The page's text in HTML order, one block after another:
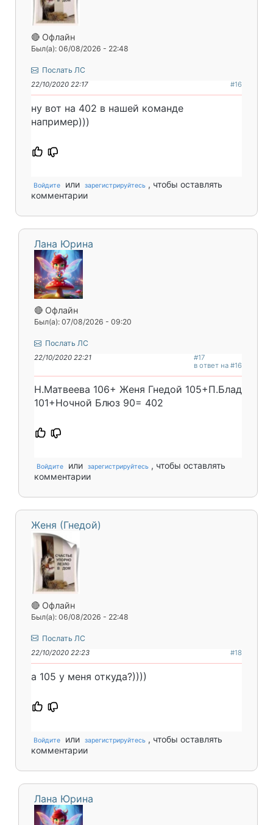
🔴 Офлайн
Был(а): 06/08/2026 - 22:48
Послать ЛС
22/10/2020 22:17 #16
ну вот на 402 в нашей команде
например)))
Войдите или зарегистрируйтесь , чтобы оставлять
комментарии
Лана Юрина
🔴 Офлайн
Был(а): 07/08/2026 - 09:20
Послать ЛС
22/10/2020 22:21
#17
в ответ на #16
Н.Матвеева 106+ Женя Гнедой 105+П.Блад
101+Ночной Блюз 90= 402
Войдите или зарегистрируйтесь , чтобы оставлять
комментарии
Женя (Гнедой)
🔴 Офлайн
Был(а): 06/08/2026 - 22:48
Послать ЛС
22/10/2020 22:23 #18
а 105 у меня откуда?))))
Войдите или зарегистрируйтесь , чтобы оставлять
комментарии
Лана Юрина